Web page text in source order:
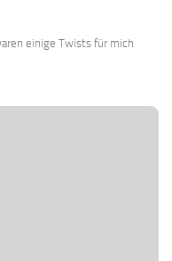
einige Twists für mich